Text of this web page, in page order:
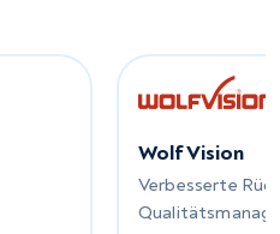
WolfVision
Verbesserte